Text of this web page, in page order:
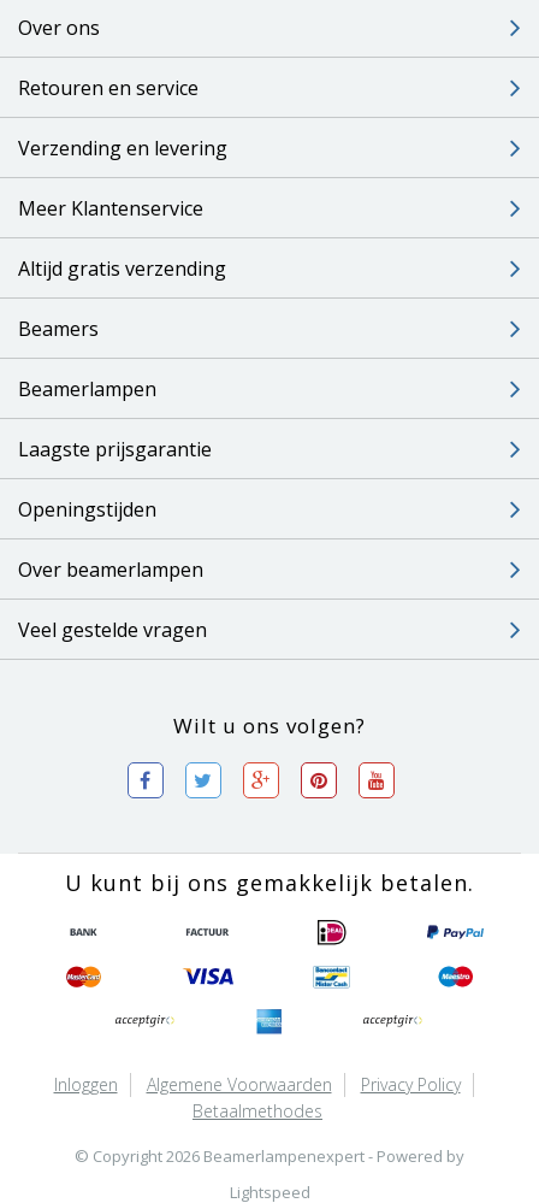
Over ons
Retouren en service
Verzending en levering
Meer Klantenservice
Altijd gratis verzending
Beamers
Beamerlampen
Laagste prijsgarantie
Openingstijden
Over beamerlampen
Veel gestelde vragen
Wilt u ons volgen?
U kunt bij ons gemakkelijk betalen.
Inloggen Algemene Voorwaarden
Privacy Policy
Betaalmethodes
© Copyright 2026 Beamerlampenexpert - Powered by
Lightspeed